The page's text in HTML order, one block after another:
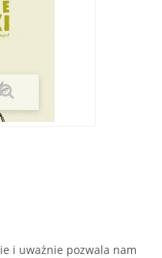
i uważnie pozwala nam